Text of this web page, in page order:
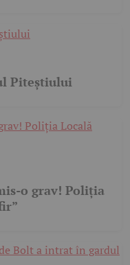
Piteștiului
o grav! Poliția